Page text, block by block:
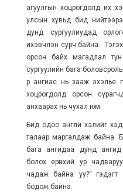
агуулгын хоцрогдолд их
улсын хувьд бид
дунд сургуулиудад
ихэвчлэн сурч байна.
орсон байх магадлал
сургуулийн бага
р ангиас нь зааж эхэлье
хоцрогдолд орсон
анхаарах нь чухал юм.
Бид одоо англи хэлийг
талаар маргалдаж байна.
бага ангидаа дунд
болох ерөнхий ур
чадаж байна уу?” гэдэгт
бодож байна.